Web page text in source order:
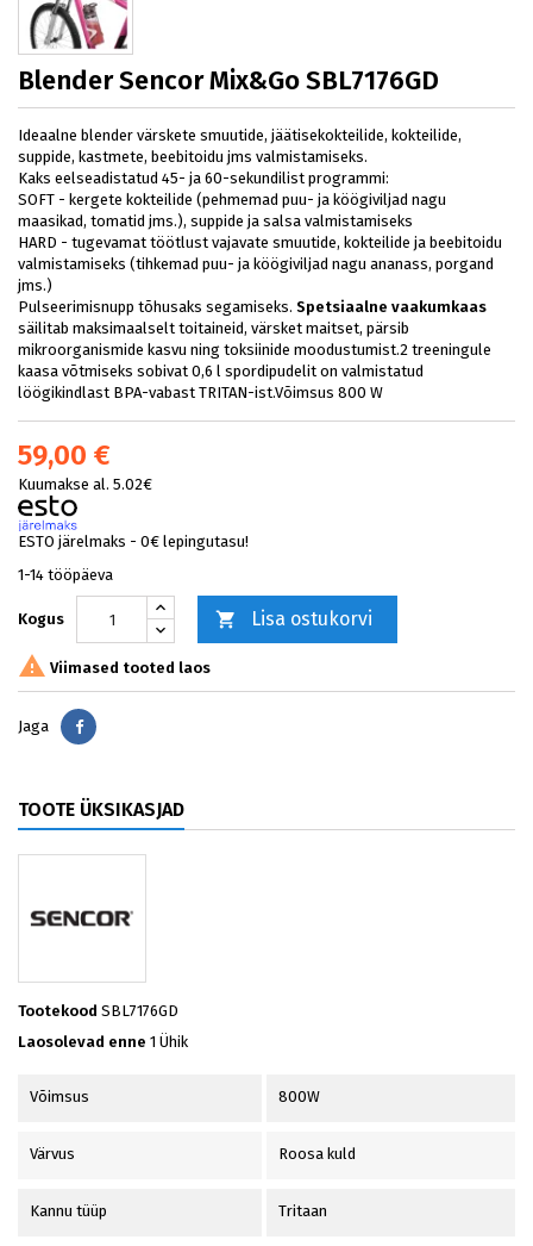
Blender Sencor Mix&Go SBL7176GD
Ideaalne blender värskete smuutide, jäätisekokteilide, kokteilide,
suppide, kastmete, beebitoidu jms valmistamiseks.
Kaks eelseadistatud 45- ja 60-sekundilist programmi:
SOFT - kergete kokteilide (pehmemad puu- ja köögiviljad nagu
maasikad, tomatid jms.), suppide ja salsa valmistamiseks
HARD - tugevamat töötlust vajavate smuutide, kokteilide ja beebitoidu
valmistamiseks (tihkemad puu- ja köögiviljad nagu ananass, porgand
jms.)
Pulseerimisnupp tõhusaks segamiseks. Spetsiaalne vaakumkaas
säilitab maksimaalselt toitaineid, värsket maitset, pärsib
mikroorganismide kasvu ning toksiinide moodustumist.2 treeningule
kaasa võtmiseks sobivat 0,6 l spordipudelit on valmistatud
löögikindlast BPA-vabast TRITAN-ist.Võimsus 800 W
59,00 €
Kuumakse al. 5.02€
ESTO järelmaks - 0€ lepingutasu!
1-14 tööpäeva
Kogus  Lisa ostukorvi
 Viimased tooted laos
Jaga Jaga
TOOTE ÜKSIKASJAD
Tootekood SBL7176GD
Laosolevad enne 1 Ühik
Võimsus 800W
Värvus Roosa kuld
Kannu tüüp Tritaan